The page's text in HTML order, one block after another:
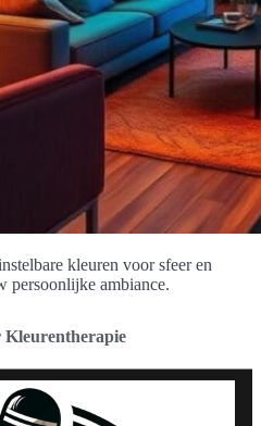
kleuren voor sfeer en
persoonlijke ambiance.
Kleurentherapie